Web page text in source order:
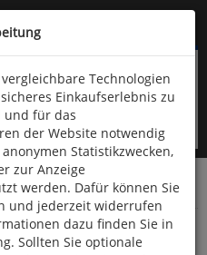
9323-960
Technologien
Einkaufserlebnis zu
und für das
der Website notwendig
Statistikzwecken,
zur Anzeige
werden. Dafür können Sie
und jederzeit widerrufen
dazu finden Sie in
Sollten Sie optionale